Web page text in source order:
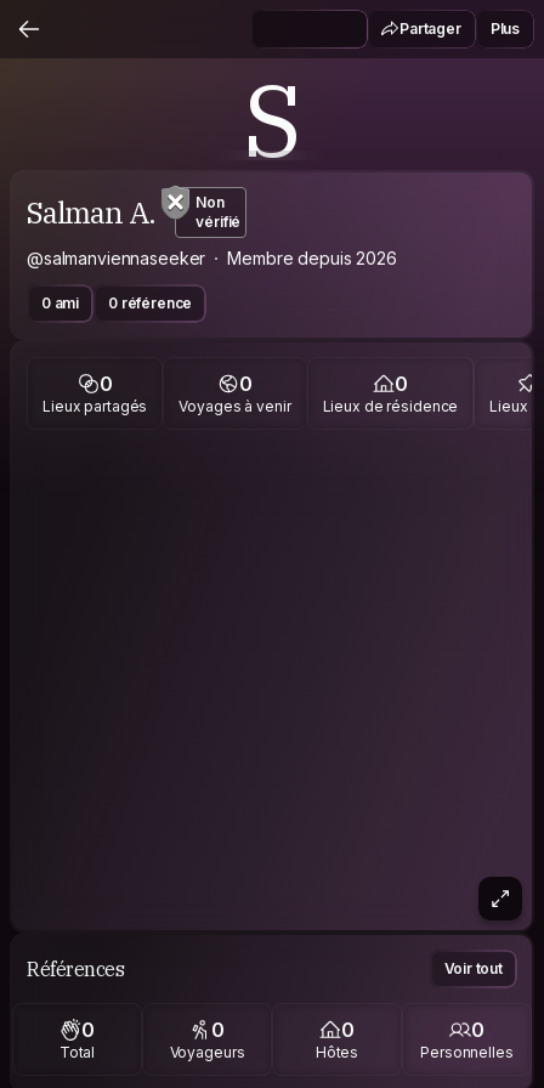
Partager Plus
S
Salman A.
Non
vérifié
@salmanviennaseeker Membre depuis 2026
0 ami 0 référence
0
Lieux partagés
0
Voyages à venir
0
Lieux de résidence Lieux
Références Voir tout
0
Total
0
Voyageurs
0
Hôtes
0
Personnelles